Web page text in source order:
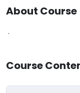
About Course
.
Course